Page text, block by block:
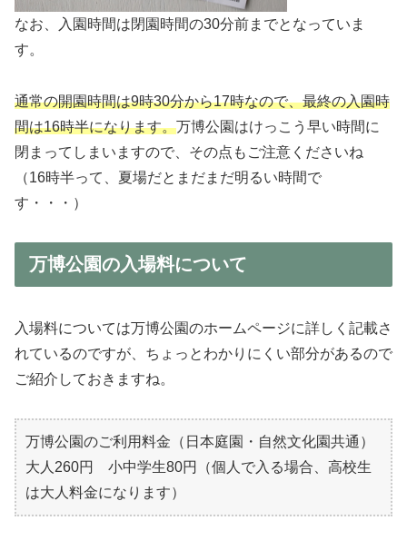
なお、入園時間は閉園時間の30分前までとなっていま
す。
通常の開園時間は9時30分から17時なので、最終の入園時
間は16時半になります。万博公園はけっこう早い時間に
閉まってしまいますので、その点もご注意くださいね
（16時半って、夏場だとまだまだ明るい時間で
す・・・）
万博公園の入場料について
入場料については万博公園のホームページに詳しく記載さ
れているのですが、ちょっとわかりにくい部分があるので
ご紹介しておきますね。
万博公園のご利用料金（日本庭園・自然文化園共通）
大人260円 小中学生80円（個人で入る場合、高校生
は大人料金になります）